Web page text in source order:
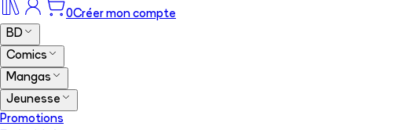
0Créer mon compte
BD
Comics
Mangas
Jeunesse
Promotions